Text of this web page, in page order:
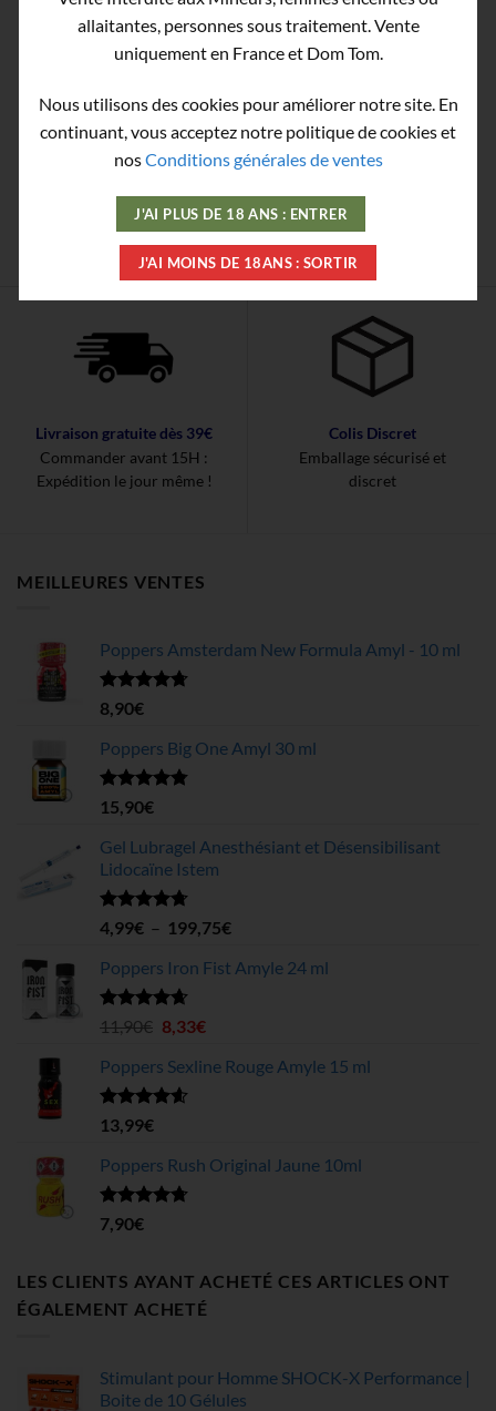
problème?
contactpopperspascher@gmail.com
Discret et confidentiel
Livraison gratuite dès 39€
Commander avant 15H :
Expédition le jour même !
Colis Discret
Emballage sécurisé et
discret
MEILLEURES VENTES
Poppers Amsterdam New Formula Amyl - 10 ml
Note4.68
sur 5
8,90€
Poppers Big One Amyl 30 ml
Note4.78
sur 5
15,90€
Gel Lubragel Anesthésiant et Désensibilisant
Lidocaïne Istem
Note4.70
sur 5
4,99€ – 199,75€Plage
prix :
Poppers Iron Fist Amyle 24 ml
Note4.63
11,90€ Le
initial
était :
8,33€Le
actuel
Poppers Sexline Rouge Amyle 15 ml
Note4.58
sur 5
13,99€
Poppers Rush Original Jaune 10ml
Note4.67
sur 5
7,90€
LES CLIENTS AYANT ACHETÉ CES ARTICLES ONT
ÉGALEMENT ACHETÉ
Stimulant pour Homme SHOCK-X Performance |
Boite de 10 Gélules
allaitantes, personnes sous traitement. Vente
uniquement en France et Dom Tom.
Nous utilisons des cookies pour améliorer notre site. En
continuant, vous acceptez notre politique de cookies et
nosConditions générales de ventes
J'AI PLUS DE 18 ANS : ENTRER
J'AI MOINS DE 18ANS : SORTIR